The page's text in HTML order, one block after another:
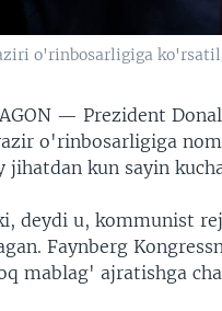
o'rinbosarligiga
—Prezident
o'rinbosarligiga
jihatdan kun sayin
deydi u, kommunist
Faynberg
mablag' ajratishga